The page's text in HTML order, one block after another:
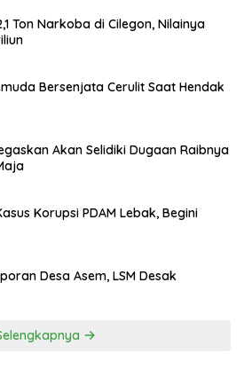
Ton Narkoba di Cilegon, Nilainya
Bersenjata Cerulit Saat Hendak
Akan Selidiki Dugaan Raibnya
Korupsi PDAM Lebak, Begini
Desa Asem, LSM Desak